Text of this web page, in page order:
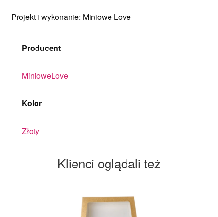
Projekt i wykonanie: Miniowe Love
Producent
MinioweLove
Kolor
Złoty
Klienci oglądali też